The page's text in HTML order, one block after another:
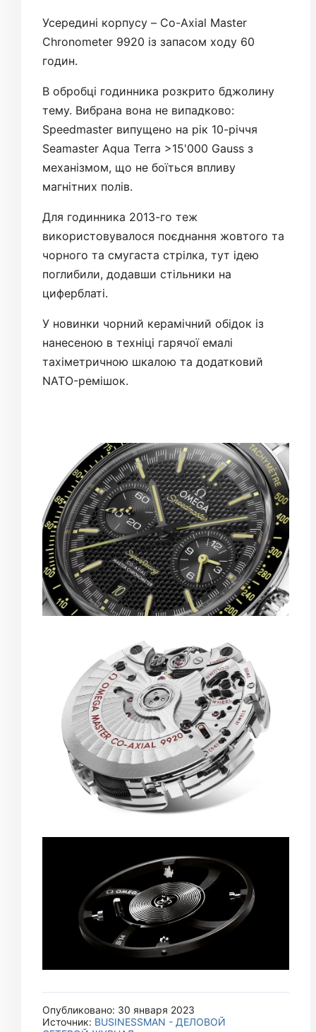
Усередині корпусу – Co-Axial Master
Chronometer 9920 із запасом ходу 60
годин.
В обробці годинника розкрито бджолину
тему. Вибрана вона не випадково:
Speedmaster випущено на рік 10-річчя
Seamaster Aqua Terra >15'000 Gauss з
механізмом, що не боїться впливу
магнітних полів.
Для годинника 2013-го теж
використовувалося поєднання жовтого та
чорного та смугаста стрілка, тут ідею
поглибили, додавши стільники на
циферблаті.
У новинки чорний керамічний обідок із
нанесеною в техніці гарячої емалі
тахіметричною шкалою та додатковий
NATO-ремішок.
Опубликовано: 30 января 2023
Источник: BUSINESSMAN - ДЕЛОВОЙ